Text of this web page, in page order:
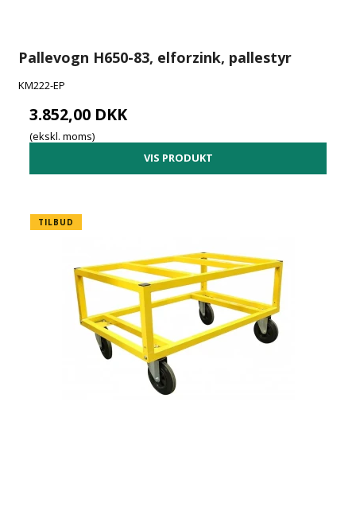
Pallevogn H650-83, elforzink, pallestyr
KM222-EP
3.852,00 DKK
(ekskl. moms)
VIS PRODUKT
TILBUD